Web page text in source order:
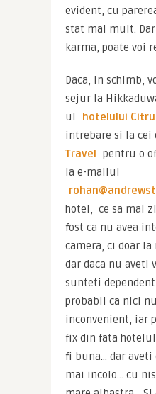
evident, cu
stat mai mult.
karma, poate voi
Daca, in schimb,
sejur la
ul
hotelului
intrebare si la cei
Travel pentru o
hotel,  ce sa mai
fost ca nu avea
camera, ci doar la
dar daca nu aveti
sunteti
probabil ca nici
inconvenient, iar
fix din fata
fi buna… dar aveti
mai incolo… cu